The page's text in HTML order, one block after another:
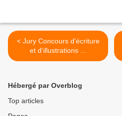
< Jury Concours d'écriture
et d'illustrations ...
Hébergé par Overblog
Top articles